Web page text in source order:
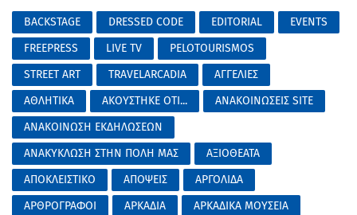
BACKSTAGE DRESSED CODE EDITORIAL
EVENTS
FREEPRESS
LIVE TV
PELOTOURISMOS
STREET ART
TRAVELARCADIA
ΑΓΓΕΛΙΕΣ
ΑΘΛΗΤΙΚΑ
ΑΚΟΥΣΤΗΚΕ ΟΤΙ...
ΑΝΑΚΟΙΝΩΣΕΙΣ SITE
ΑΝΑΚΟΙΝΩΣΗ ΕΚΔΗΛΩΣΕΩΝ
ΑΝΑΚΥΚΛΩΣΗ ΣΤΗΝ ΠΟΛΗ ΜΑΣ
ΑΞΙΟΘΕΑΤΑ
ΑΠΟΚΛΕΙΣΤΙΚΟ
ΑΠΟΨΕΙΣ
ΑΡΓΟΛΙΔΑ
ΑΡΘΡΟΓΡΑΦΟΙ
ΑΡΚΑΔΙΑ
ΑΡΚΑΔΙΚΑ ΜΟΥΣΕΙΑ